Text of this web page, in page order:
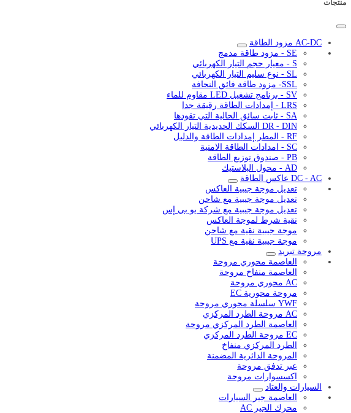
منتجات
AC-DC مزود الطاقة
SE - مزود طاقة مدمج
S - معيار حجم التيار الكهربائي
SL - نوع سليم التيار الكهربائي
SSL- مزود طاقة فائق النحافة
SV - برنامج تشغيل LED مقاوم للماء
LRS - إمدادات الطاقة رقيقة جدا
SA - ثابت سائق الحالية التي تقودها
DR - DIN السكك الحديدية التيار الكهربائي
RF - المطر إمدادات الطاقة والدليل
SC - امدادات الطاقة الامنية
PB - صندوق توزيع الطاقة
AD - محول البلاستيك
DC - AC عاكس الطاقة
تعديل موجة جيبية العاكس
تعديل موجة جيبية مع شاحن
تعديل موجة جيبية مع شركة يو بي إس
نقية شرط لموجة العاكس
موجة جيبية نقية مع شاحن
موجة جيبية نقية مع UPS
مروحة تبريد
العاصمة محوري مروحة
العاصمة منفاخ مروحة
AC محوري مروحة
مروحة محورية EC
YWF سلسلة محوري مروحة
AC مروحة الطرد المركزي
العاصمة الطرد المركزي مروحة
EC مروحة الطرد المركزي
الطرد المركزي منفاخ
المروحة الدائرية المضمنة
عبر تدفق مروحة
اكسسوارات مروحة
السيارات والعتاد
العاصمة جير السيارات
محرك الجير AC